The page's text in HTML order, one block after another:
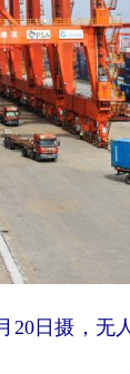
日摄，无